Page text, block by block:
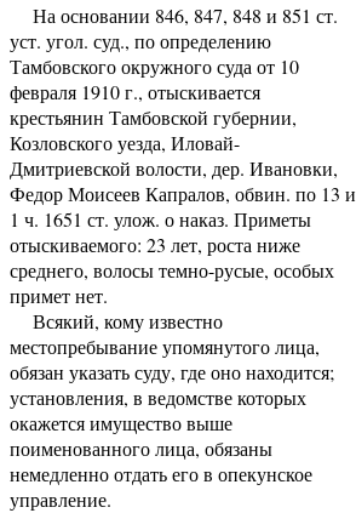
На основании 846, 847, 848 и 851 ст.
уст. угол. суд., по определению
Тамбовского окружного суда от 10
февраля 1910 г., отыскивается
крестьянин Тамбовской губернии,
Козловского уезда, Иловай-
Дмитриевской волости, дер. Ивановки,
Федор Моисеев Капралов, обвин. по 13 и
1 ч. 1651 ст. улож. о наказ. Приметы
отыскиваемого: 23 лет, роста ниже
среднего, волосы темно-русые, особых
примет нет.
Всякий, кому известно
местопребывание упомянутого лица,
обязан указать суду, где оно находится;
установления, в ведомстве которых
окажется имущество выше
поименованного лица, обязаны
немедленно отдать его в опекунское
управление.